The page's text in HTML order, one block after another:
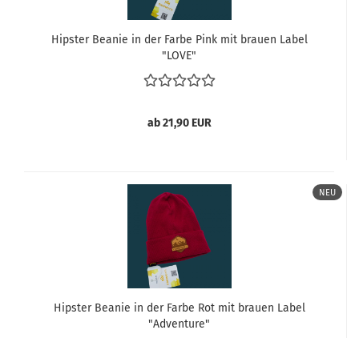
Hipster Beanie in der Farbe Pink mit brauen Label
"LOVE"
ab 21,90 EUR
NEU
Hipster Beanie in der Farbe Rot mit brauen Label
"Adventure"